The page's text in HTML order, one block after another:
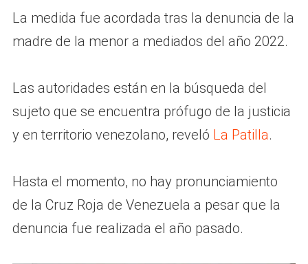
La medida fue acordada tras la denuncia de la
madre de la menor a mediados del año 2022.
Las autoridades están en la búsqueda del
sujeto que se encuentra prófugo de la justicia
y en territorio venezolano, reveló La Patilla.
Hasta el momento, no hay pronunciamiento
de la Cruz Roja de Venezuela a pesar que la
denuncia fue realizada el año pasado.